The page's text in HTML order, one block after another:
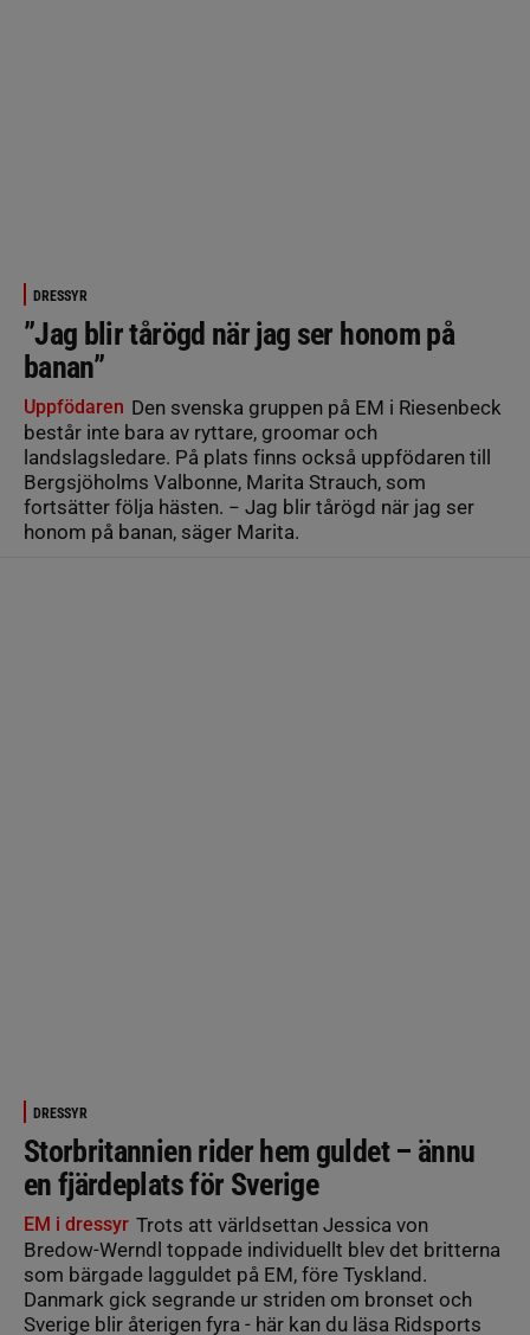
DRESSYR
”Jag blir tårögd när jag ser honom på
banan”
Uppfödaren Den svenska gruppen på EM i Riesenbeck
består inte bara av ryttare, groomar och
landslagsledare. På plats finns också uppfödaren till
Bergsjöholms Valbonne, Marita Strauch, som
fortsätter följa hästen. − Jag blir tårögd när jag ser
honom på banan, säger Marita.
DRESSYR
Storbritannien rider hem guldet – ännu
en fjärdeplats för Sverige
EM i dressyr Trots att världsettan Jessica von
Bredow-Werndl toppade individuellt blev det britterna
som bärgade lagguldet på EM, före Tyskland.
Danmark gick segrande ur striden om bronset och
Sverige blir återigen fyra - här kan du läsa Ridsports